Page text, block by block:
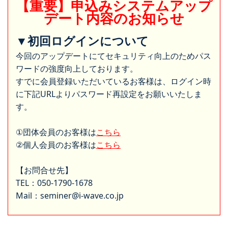
【重要】申込みシステムアップ
デート内容のお知らせ
▼初回ログインについて
今回のアップデートにてセキュリティ向上のためパス
ワードの強度向上しております。
すでに会員登録いただいているお客様は、ログイン時
に下記URLよりパスワード再設定をお願いいたしま
す。
①団体会員のお客様はこちら
②個人会員のお客様はこちら
【お問合せ先】
TEL：050-1790-1678
Mail：seminer@i-wave.co.jp